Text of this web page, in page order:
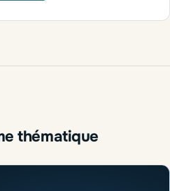
thématique